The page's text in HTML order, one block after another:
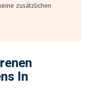
zusätzlichen
In